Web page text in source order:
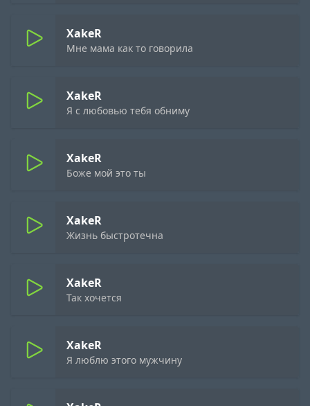
XakeR
Мне мама как то говорила
XakeR
Я с любовью тебя обниму
XakeR
Боже мой это ты
XakeR
Жизнь быстротечна
XakeR
Так хочется
XakeR
Я люблю этого мужчину